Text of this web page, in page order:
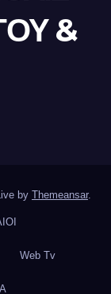
&
by Themeansar.
Web Tv